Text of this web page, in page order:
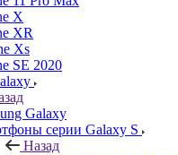
X
XR
Xs
SE 2020
Galaxy
серии Galaxy S
Назад